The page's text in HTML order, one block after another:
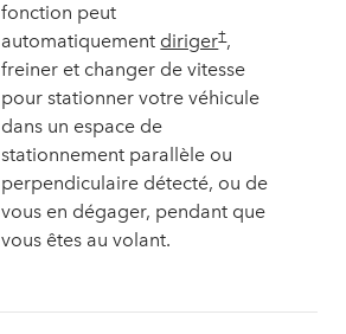
fonction peut
automatiquement diriger†,
freiner et changer de vitesse
pour stationner votre véhicule
dans un espace de
stationnement parallèle ou
perpendiculaire détecté, ou de
vous en dégager, pendant que
vous êtes au volant.